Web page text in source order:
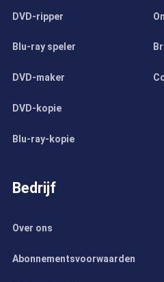
DVD-ripper
Blu-ray speler
DVD-maker
DVD-kopie
Blu-ray-kopie
Bedrijf
Over ons
Abonnementsvoorwaarden